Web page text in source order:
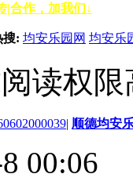
|合作，加我们↓
搜: 均安乐园网 均安乐
读权
| 顺德均安
00:06